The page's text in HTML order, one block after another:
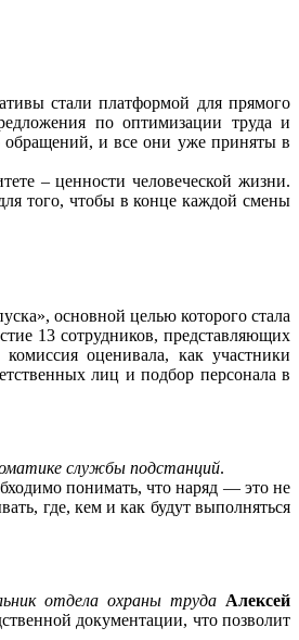
стали платформой для прямого
по оптимизации труда и
обращений, и все они уже приняты в
– ценности человеческой жизни.
того, чтобы в конце каждой смены
основной целью которого стала
13 сотрудников, представляющих
оценивала, как участники
лиц и подбор персонала в
службы подстанций.
понимать, что наряд — это не
где, кем и как будут выполняться
отдела охраны труда Алексей
документации, что позволит